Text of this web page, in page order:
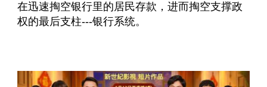
在迅速掏空银行里的居民存款，进而掏空支撑政
权的最后支柱---银行系统。